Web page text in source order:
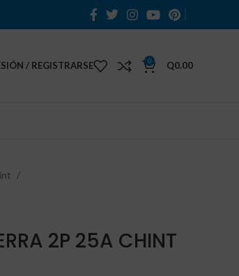
/ REGISTRARSE 0 Q0.00
2P 25A CHINT